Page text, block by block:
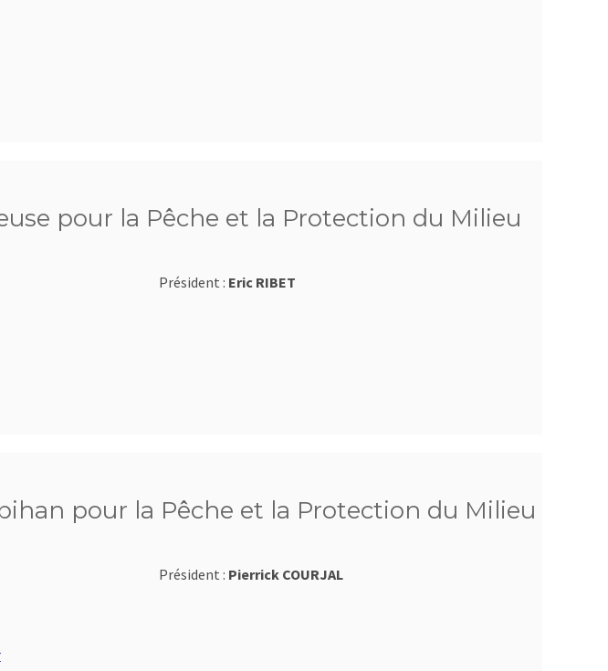
pour la Pêche et la Protection du Milieu
Président : Eric RIBET
pour la Pêche et la Protection du Milieu
Président : Pierrick COURJAL